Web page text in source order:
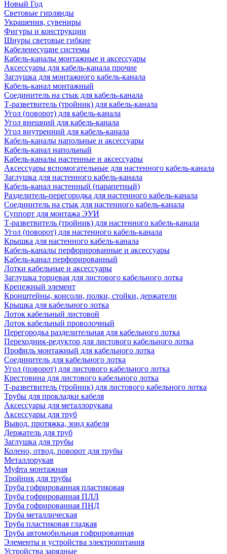
Новый Год
Световые гирлянды
Украшения, сувениры
Фигуры и конструкции
Шнуры световые гибкие
Кабеленесущие системы
Кабель-каналы монтажные и аксессуары
Аксессуары для кабель-канала прочие
Заглушка для монтажного кабель-канала
Кабель-канал монтажный
Соединитель на стык для кабель-канала
Т-разветвитель (тройник) для кабель-канала
Угол (поворот) для кабель-канала
Угол внешний для кабель-канала
Угол внутренний для кабель-канала
Кабель-каналы напольные и аксессуары
Кабель-канал напольный
Кабель-каналы настенные и аксессуары
Аксессуары вспомогательные для настенного кабель-канала
Заглушка для настенного кабель-канала
Кабель-канал настенный (парапетный)
Разделитель-перегородка для настенного кабель-канала
Соединитель на стык для настенного кабель-канала
Суппорт для монтажа ЭУИ
Т-разветвитель (тройник) для настенного кабель-канала
Угол (поворот) для настенного кабель-канала
Крышка для настенного кабель-канала
Кабель-каналы перфорированные и аксессуары
Кабель-канал перфорированный
Лотки кабельные и аксессуары
Заглушка торцевая для листового кабельного лотка
Крепежный элемент
Кронштейны, консоли, полки, стойки, держатели
Крышка для кабельного лотка
Лоток кабельный листовой
Лоток кабельный проволочный
Перегородка разделительная для кабельного лотка
Переходник-редуктор для листового кабельного лотка
Профиль монтажный для кабельного лотка
Соединитель для кабельного лотка
Угол (поворот) для листового кабельного лотка
Крестовина для листового кабельного лотка
Т-разветвитель (тройник) для листового кабельного лотка
Трубы для прокладки кабеля
Аксессуары для металлорукава
Аксессуары для труб
Вывод, протяжка, зонд кабеля
Держатель для труб
Заглушка для трубы
Колено, отвод, поворот для трубы
Металлорукав
Муфта монтажная
Тройник для трубы
Труба гофрированная пластиковая
Труба гофрированная ПЛЛ
Труба гофрированная ПНД
Труба металлическая
Труба пластиковая гладкая
Труба автомобильная гофрированная
Элементы и устройства электропитания
Устройства зарядные